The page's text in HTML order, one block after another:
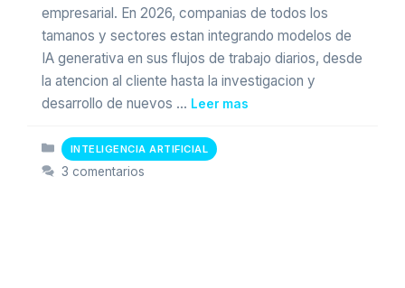
empresarial. En 2026, companias de todos los
tamanos y sectores estan integrando modelos de
IA generativa en sus flujos de trabajo diarios, desde
la atencion al cliente hasta la investigacion y
desarrollo de nuevos … Leer mas
Categorias
INTELIGENCIA ARTIFICIAL
3 comentarios